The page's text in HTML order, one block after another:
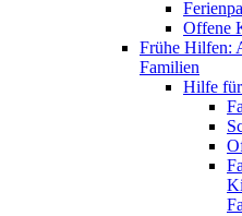
Offene
Frühe Hilfen:
Familien
Hilfe für